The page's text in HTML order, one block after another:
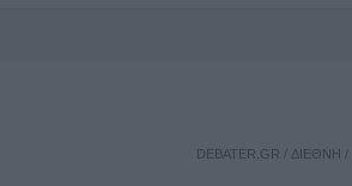
DEBATER.GR / ΔΙΕΘΝΗ /